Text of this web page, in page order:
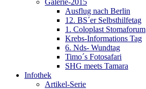
Ausflug nach Berlin
12. BS´er Selbsthilfetag
1. Coloplast Stomaforum
Krebs-Informations Tag
6. Nds- Wundtag
Timo´s Fotosafari
SHG meets Tamara
Infothek
Artikel-Serie